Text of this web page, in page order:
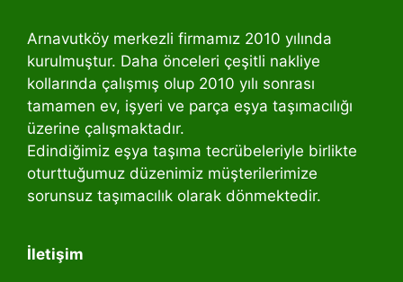
Arnavutköy merkezli firmamız 2010 yılında
kurulmuştur. Daha önceleri çeşitli nakliye
kollarında çalışmış olup 2010 yılı sonrası
tamamen ev, işyeri ve parça eşya taşımacılığı
üzerine çalışmaktadır.
Edindiğimiz eşya taşıma tecrübeleriyle birlikte
oturttuğumuz düzenimiz müşterilerimize
sorunsuz taşımacılık olarak dönmektedir.
İletişim